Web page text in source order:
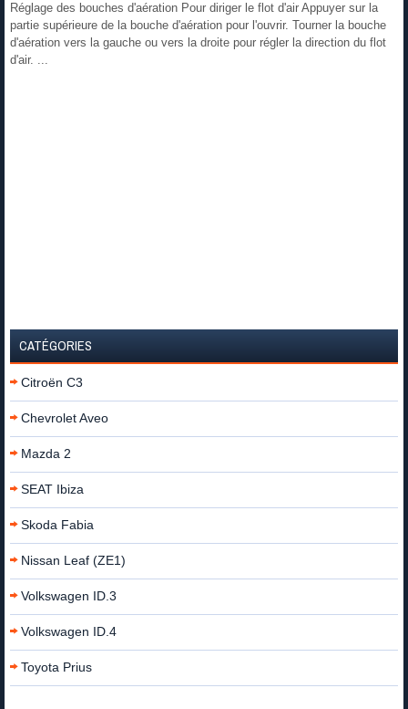
Réglage des bouches d'aération Pour diriger le flot d'air Appuyer sur la
partie supérieure de la bouche d'aération pour l'ouvrir. Tourner la bouche
d'aération vers la gauche ou vers la droite pour régler la direction du flot
d'air. ...
CATÉGORIES
Citroën C3
Chevrolet Aveo
Mazda 2
SEAT Ibiza
Skoda Fabia
Nissan Leaf (ZE1)
Volkswagen ID.3
Volkswagen ID.4
Toyota Prius